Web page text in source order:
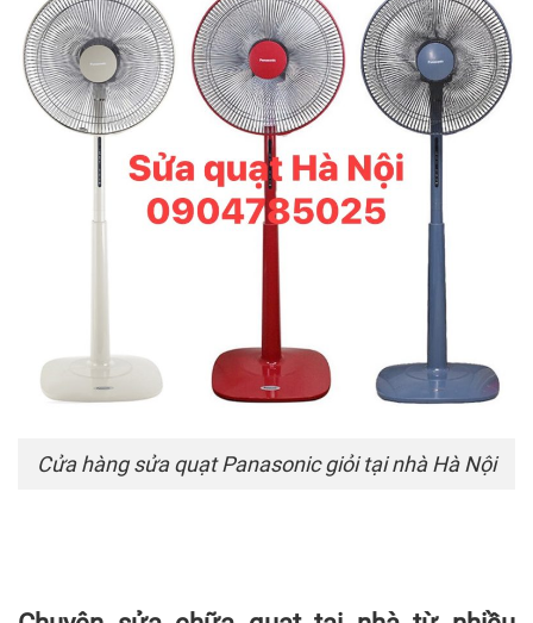
Cửa hàng sửa quạt Panasonic giỏi tại nhà Hà Nội